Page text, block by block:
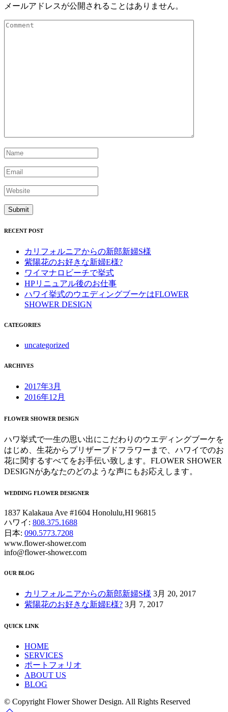
メールアドレスが公開されることはありません。
RECENT POST
カリフォルニアからの新郎新婦S様
紫陽花のお好きな新婦E様?
ワイマナロビーチで挙式
HPリニュアル後のお仕事
ハワイ挙式のウエディングブーケはFLOWER
SHOWER DESIGN
CATEGORIES
uncategorized
ARCHIVES
2017年3月
2016年12月
FLOWER SHOWER DESIGN
ハワ挙式で一生の思い出にこだわりのウエディングブーケを
はじめ、生花からプリザーブドフラワーまで、ハワイでのお
花に関するすべてをお手伝い致します。FLOWER SHOWER
DESIGNがあなたのどのような声にもお応えします。
WEDDING FLOWER DESIGNER
1837 Kalakaua Ave #1604 Honolulu,HI 96815
ハワイ: 808.375.1688
日本: 090.5773.7208
www.flower-shower.com
info@flower-shower.com
OUR BLOG
カリフォルニアからの新郎新婦S様 3月 20, 2017
紫陽花のお好きな新婦E様? 3月 7, 2017
QUICK LINK
HOME
SERVICES
ポートフォリオ
ABOUT US
BLOG
© Copyright Flower Shower Design. All Rights Reserved